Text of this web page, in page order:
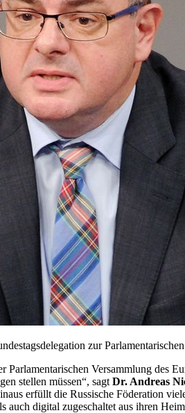
zur
Versammlung des
stellen müssen“, sagt Dr. Andreas
erfüllt die Russische Föderation
auch digital zugeschaltet aus ihren